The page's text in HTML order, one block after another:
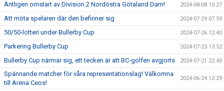
Äntligen omstart av Division 2 Nordöstra Götaland Dam! 2024-08-08 10:27
Att möta spelaren där den befinner sig 2024-07-29 07:59
50/50-lotteri under Bullerby Cup 2024-07-26 12:40
Parkering Bullerby Cup 2024-07-23 13:52
Bullerby Cup närmar sig, ett tecken är att BC-golfen avgjorts 2024-07-21 22:40
Spännande matcher för våra representationslag! Välkomna
till Arena Ceos!
2024-06-24 12:29